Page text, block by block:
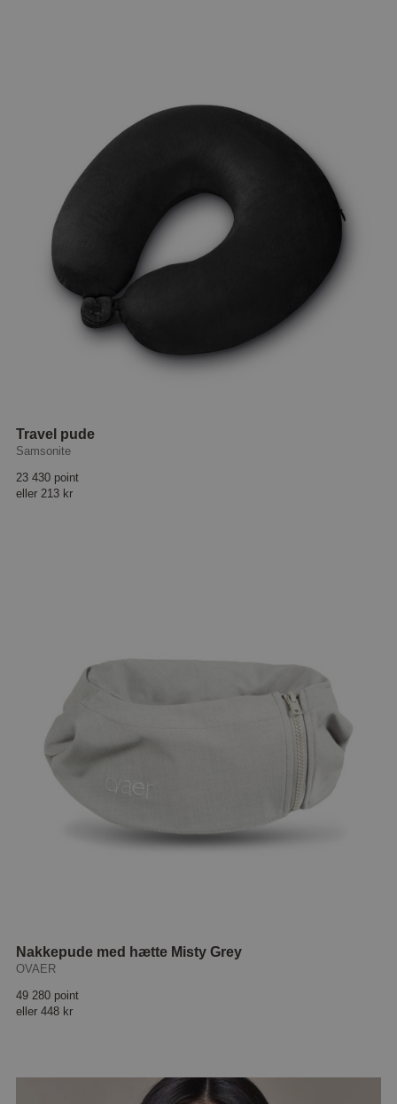
Travel pude
Samsonite
23 430 point
eller 213 kr
Nakkepude med hætte Misty Grey
OVAER
49 280 point
eller 448 kr